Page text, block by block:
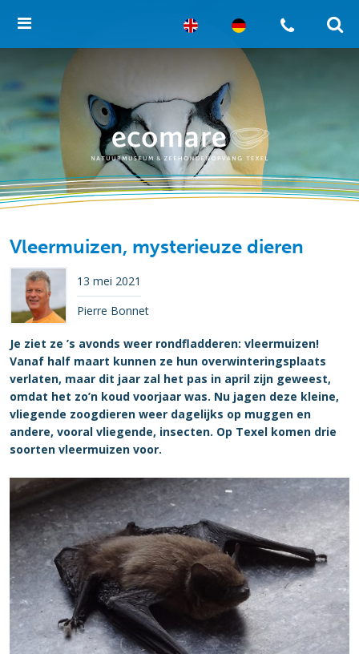
Vleermuizen, mysterieuze dieren
13 mei 2021
Pierre Bonnet
Je ziet ze ’s avonds weer rondfladderen: vleermuizen!
Vanaf half maart kunnen ze hun overwinteringsplaats
verlaten, maar dit jaar zal het pas in april zijn geweest,
omdat het zo’n koud voorjaar was. Nu jagen deze kleine,
vliegende zoogdieren weer dagelijks op muggen en
andere, vooral vliegende, insecten. Op Texel komen drie
soorten vleermuizen voor.